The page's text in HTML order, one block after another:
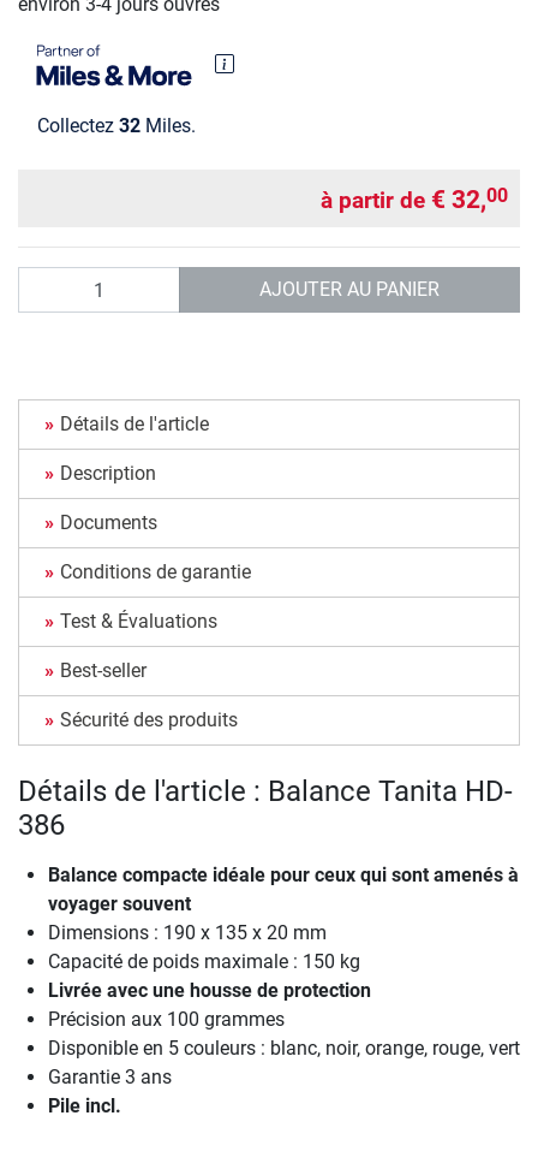
environ 3-4 jours ouvrés
Collectez 32 Miles.
à partir de € 32,00
AJOUTER AU PANIER
Détails de l'article
Description
Documents
Conditions de garantie
Test & Évaluations
Best-seller
Sécurité des produits
Détails de l'article : Balance Tanita HD-
386
Balance compacte idéale pour ceux qui sont amenés à
voyager souvent
Dimensions : 190 x 135 x 20 mm
Capacité de poids maximale : 150 kg
Livrée avec une housse de protection
Précision aux 100 grammes
Disponible en 5 couleurs : blanc, noir, orange, rouge, vert
Garantie 3 ans
Pile incl.